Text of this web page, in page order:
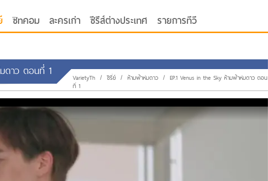
ซิทคอม ละครเก่า ซีรีส์ต่างประเทศ รายการทีวี
Next Door ซับไทย
ดาว ตอนที่ 1 VarietyTh / ซีรี่ย์ / ห้ามฟ้าห่มดาว / EP.1 Venus in the Sky ห้ามฟ้าห่มดาว ตอน
ที่ 1